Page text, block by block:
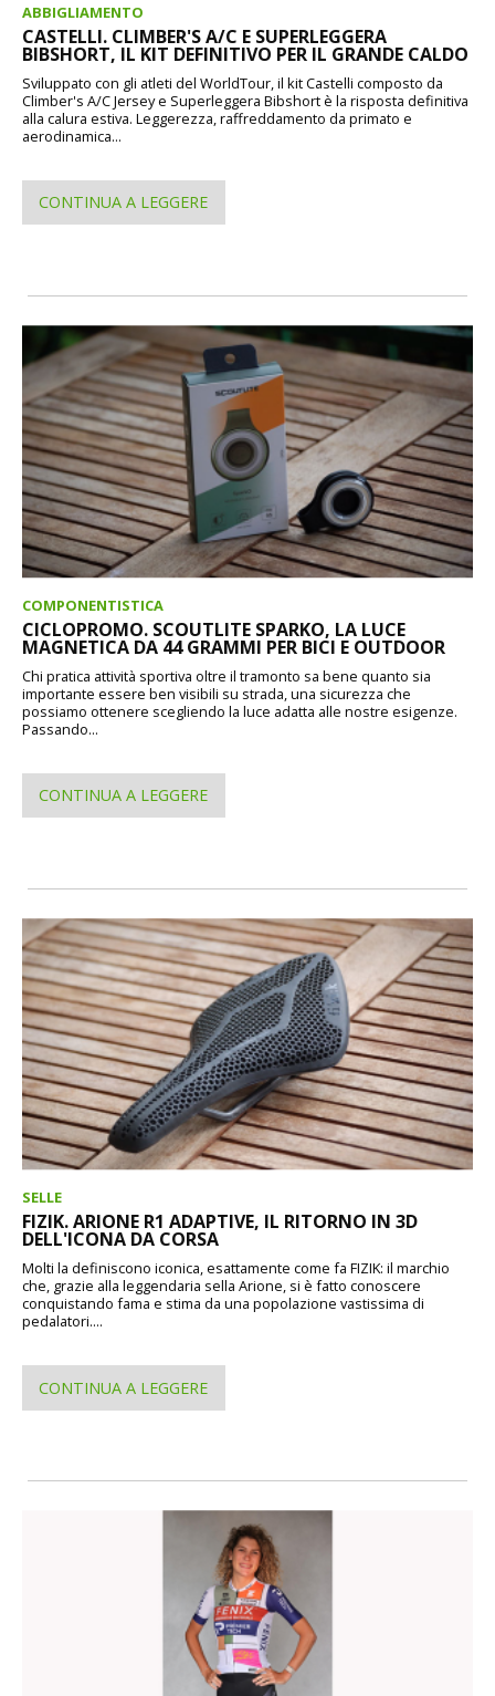
ABBIGLIAMENTO
CASTELLI. CLIMBER'S A/C E SUPERLEGGERA
BIBSHORT, IL KIT DEFINITIVO PER IL GRANDE CALDO
Sviluppato con gli atleti del WorldTour, il kit Castelli composto da
Climber's A/C Jersey e Superleggera Bibshort è la risposta definitiva
alla calura estiva. Leggerezza, raffreddamento da primato e
aerodinamica...
CONTINUA A LEGGERE
COMPONENTISTICA
CICLOPROMO. SCOUTLITE SPARKO, LA LUCE
MAGNETICA DA 44 GRAMMI PER BICI E OUTDOOR
Chi pratica attività sportiva oltre il tramonto sa bene quanto sia
importante essere ben visibili su strada, una sicurezza che
possiamo ottenere scegliendo la luce adatta alle nostre esigenze.
Passando...
CONTINUA A LEGGERE
SELLE
FIZIK. ARIONE R1 ADAPTIVE, IL RITORNO IN 3D
DELL'ICONA DA CORSA
Molti la definiscono iconica, esattamente come fa FIZIK: il marchio
che, grazie alla leggendaria sella Arione, si è fatto conoscere
conquistando fama e stima da una popolazione vastissima di
pedalatori....
CONTINUA A LEGGERE